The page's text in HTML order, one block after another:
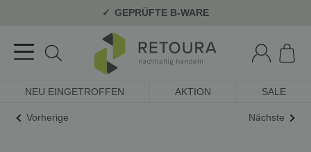
GEPRÜFTE B-WARE
NEU EINGETROFFEN AKTION SALE
Vorherige Nächste